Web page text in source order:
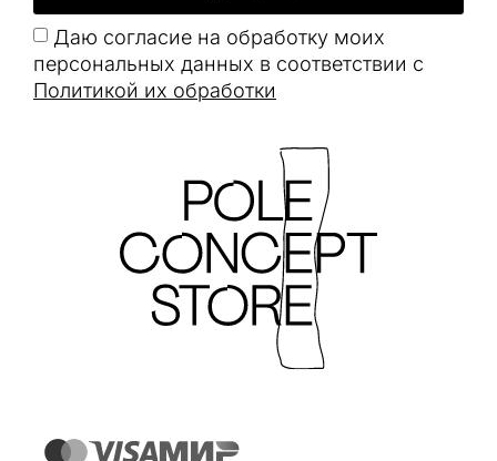
Даю согласие на обработку моих
персональных данных в соответствии с
Политикой их обработки